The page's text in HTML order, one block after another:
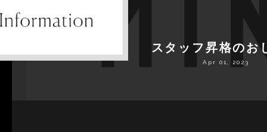
スタッフ昇格のお
Apr 01, 2023